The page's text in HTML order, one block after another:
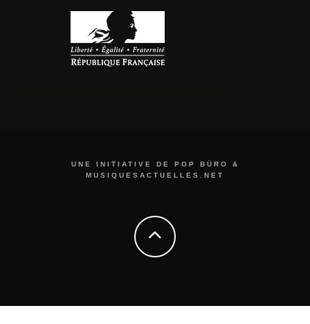
UNE INITIATIVE DE POP BÜRO &
MUSIQUESACTUELLES.NET